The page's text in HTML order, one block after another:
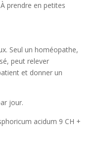
prendre en petites
Seul un homéopathe,
peut relever
et donner un
jour.
acidum 9 CH +